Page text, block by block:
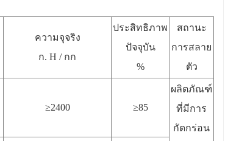
ความจุจริง
ก. H / กก
ประสิทธิภาพ
ปัจจุบัน
%
สถานะ
การสลาย
ตัว
≥2400 ≥85
ผลิตภัณฑ์
ที่มีการ
กัดกร่อน